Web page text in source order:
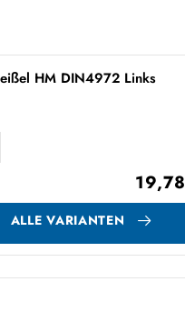
HM DIN4972 Links
19,78
ALLE VARIANTEN